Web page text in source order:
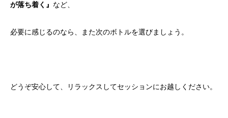
が落ち着く』 など、
必要に感じるのなら、また次のボトルを選びましょう。
どうぞ安心して、リラックスしてセッションにお越しください。